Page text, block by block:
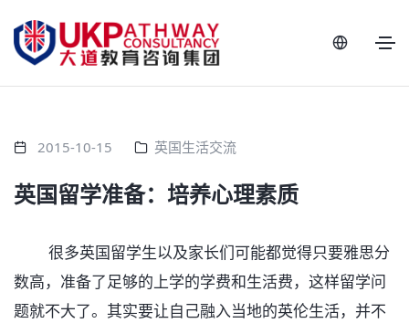
2015-10-15 英国生活交流
英国留学准备：培养心理素质
很多英国留学生以及家长们可能都觉得只要雅思分
数高，准备了足够的上学的学费和生活费，这样留学问
题就不大了。其实要让自己融入当地的英伦生活，并不